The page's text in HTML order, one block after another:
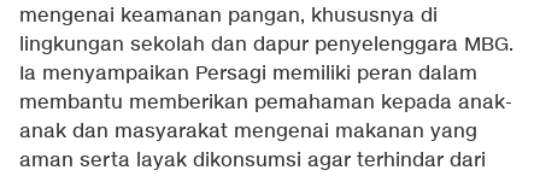
mengenai keamanan pangan, khususnya di
lingkungan sekolah dan dapur penyelenggara MBG.
Ia menyampaikan Persagi memiliki peran dalam
membantu memberikan pemahaman kepada anak-
anak dan masyarakat mengenai makanan yang
aman serta layak dikonsumsi agar terhindar dari